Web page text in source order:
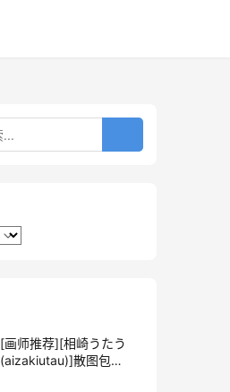
[画师推荐][相崎うたう
(aizakiutau)]散图包